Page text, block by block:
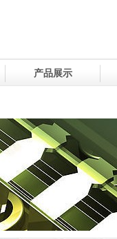
产品展示